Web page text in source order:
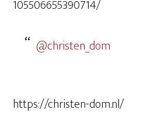
105506655390714/
@christen_dom
https://christen-dom.nl/